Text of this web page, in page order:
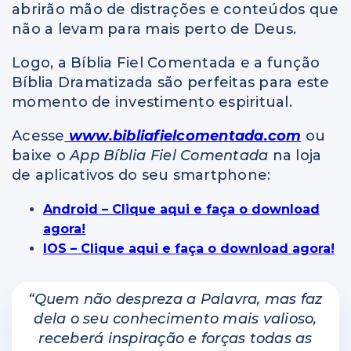
abrirão mão de distrações e conteúdos que
não a levam para mais perto de Deus.
Logo, a Bíblia Fiel Comentada e a função
Bíblia Dramatizada são perfeitas para este
momento de investimento espiritual.
Acesse www.bibliafielcomentada.com ou
baixe o App Bíblia Fiel Comentada na loja
de aplicativos do seu smartphone:
Android – Clique aqui e faça o download
agora!
IOS – Clique aqui e faça o download agora!
“Quem não despreza a Palavra, mas faz
dela o seu conhecimento mais valioso,
receberá inspiração e forças todas as